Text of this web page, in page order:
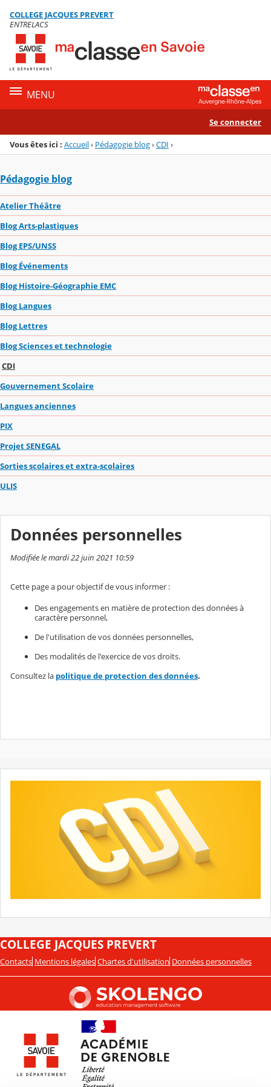
Menu de la rubrique
Contenu
COLLEGE JACQUES PREVERT
ENTRELACS
MENU
Se connecter
Vous êtes ici : Accueil› Pédagogie blog›CDI ›
Pédagogie blog
Atelier Théâtre
Blog Arts-plastiques
Blog EPS/UNSS
Blog Événements
Blog Histoire-Géographie EMC
Blog Langues
Blog Lettres
Blog Sciences et technologie
CDI
Gouvernement Scolaire
Langues anciennes
PIX
Projet SENEGAL
Sorties scolaires et extra-scolaires
ULIS
Données personnelles
Modifiée le mardi 22 juin 2021 10:59
Cette page a pour objectif de vous informer :
Des engagements en matière de protection des données à
caractère personnel,
De l'utilisation de vos données personnelles,
Des modalités de l'exercice de vos droits.
Consultez la politique de protection des données.
COLLEGE JACQUES PREVERT
Contacts Mentions légales Chartes d'utilisation Données personnelles